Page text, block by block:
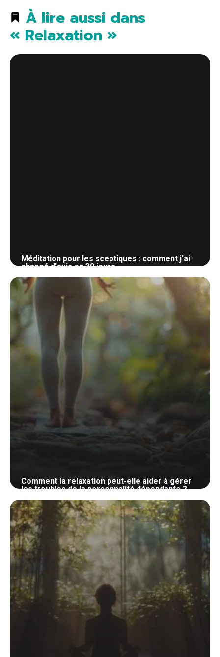
À lire aussi dans
« Relaxation »
Méditation pour les sceptiques : comment j’ai
changé d’avis en 30 jours
5 mai 2026
Comment la relaxation peut-elle aider à gérer
les troubles de la personnalité dépendante ?
2 juin 2024